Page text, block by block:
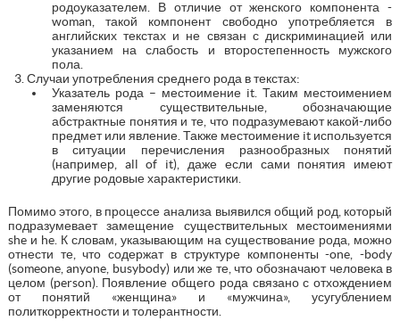
родоуказателем. В отличие от женского компонента -
woman, такой компонент свободно употребляется в
английских текстах и не связан с дискриминацией или
указанием на слабость и второстепенность мужского
пола.
Случаи употребления среднего рода в текстах:
Указатель рода – местоимение it. Таким местоимением
заменяются существительные, обозначающие
абстрактные понятия и те, что подразумевают какой-либо
предмет или явление. Также местоимение it используется
в ситуации перечисления разнообразных понятий
(например, all of it), даже если сами понятия имеют
другие родовые характеристики.
Помимо этого, в процессе анализа выявился общий род, который
подразумевает замещение существительных местоимениями
she и he. К словам, указывающим на существование рода, можно
отнести те, что содержат в структуре компоненты -one, -body
(someone, anyone, busybody) или же те, что обозначают человека в
целом (person). Появление общего рода связано с отхождением
от понятий «женщина» и «мужчина», усугублением
политкорректности и толерантности.